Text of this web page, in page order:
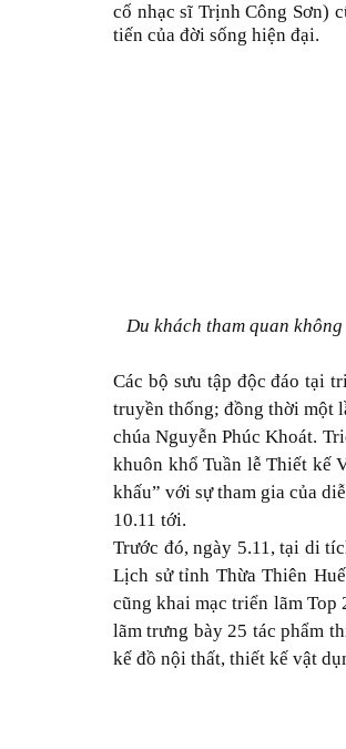
cố nhạc sĩ Trịnh Công Sơn)
tiến của đời sống hiện đại.
Du khách tham quan
Các bộ sưu tập độc đáo tại
truyền thống; đồng thời một
chúa Nguyễn Phúc Khoát.
khuôn khổ Tuần lễ Thiết kế
khấu” với sự tham gia của
10.11 tới.
Trước đó, ngày 5.11, tại di
Lịch sử tỉnh Thừa Thiên
cũng khai mạc triển lãm Top
lãm trưng bày 25 tác phẩm
kế đồ nội thất, thiết kế vật